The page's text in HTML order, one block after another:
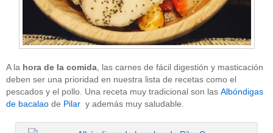
A la hora de la comida , las carnes de fácil digestión y masticación
deben ser una prioridad en nuestra lista de recetas como el
pescados y el pollo. Una receta muy tradicional son las Albóndigas
de bacalao de Pilar y además muy saludable.